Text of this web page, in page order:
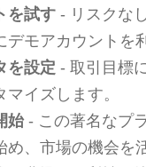
を試す- リスクな
モアカウントを
を設定 - 取引目標
イズします。
始- この著名なプ
め、市場の機会を